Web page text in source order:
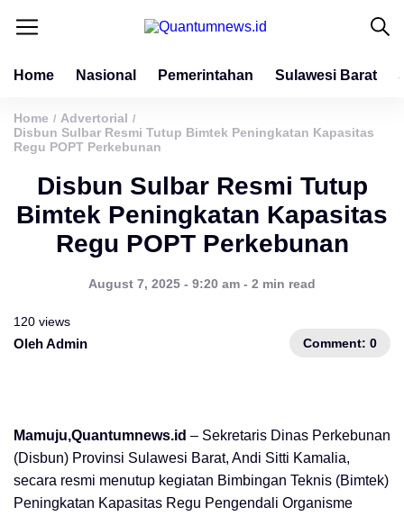
Home Nasional Pemerintahan Sulawesi Barat
Home / Advertorial /
Disbun Sulbar Resmi Tutup Bimtek Peningkatan Kapasitas
Regu POPT Perkebunan
Disbun Sulbar Resmi Tutup
Bimtek Peningkatan Kapasitas
Regu POPT Perkebunan
August 7, 2025 - 9:20 am - 2 min read
120 views
Oleh Admin Comment: 0
Mamuju,Quantumnews.id – Sekretaris Dinas Perkebunan
(Disbun) Provinsi Sulawesi Barat, Andi Sitti Kamalia,
secara resmi menutup kegiatan Bimbingan Teknis (Bimtek)
Peningkatan Kapasitas Regu Pengendali Organisme